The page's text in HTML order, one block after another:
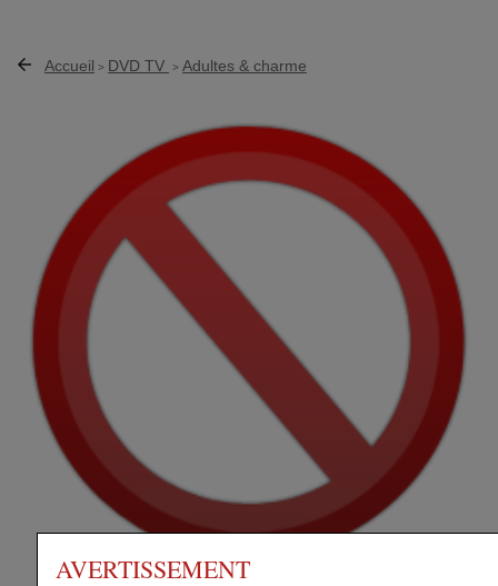
AVERTISSEMENT
Accueil > DVD TV > Adultes & charme